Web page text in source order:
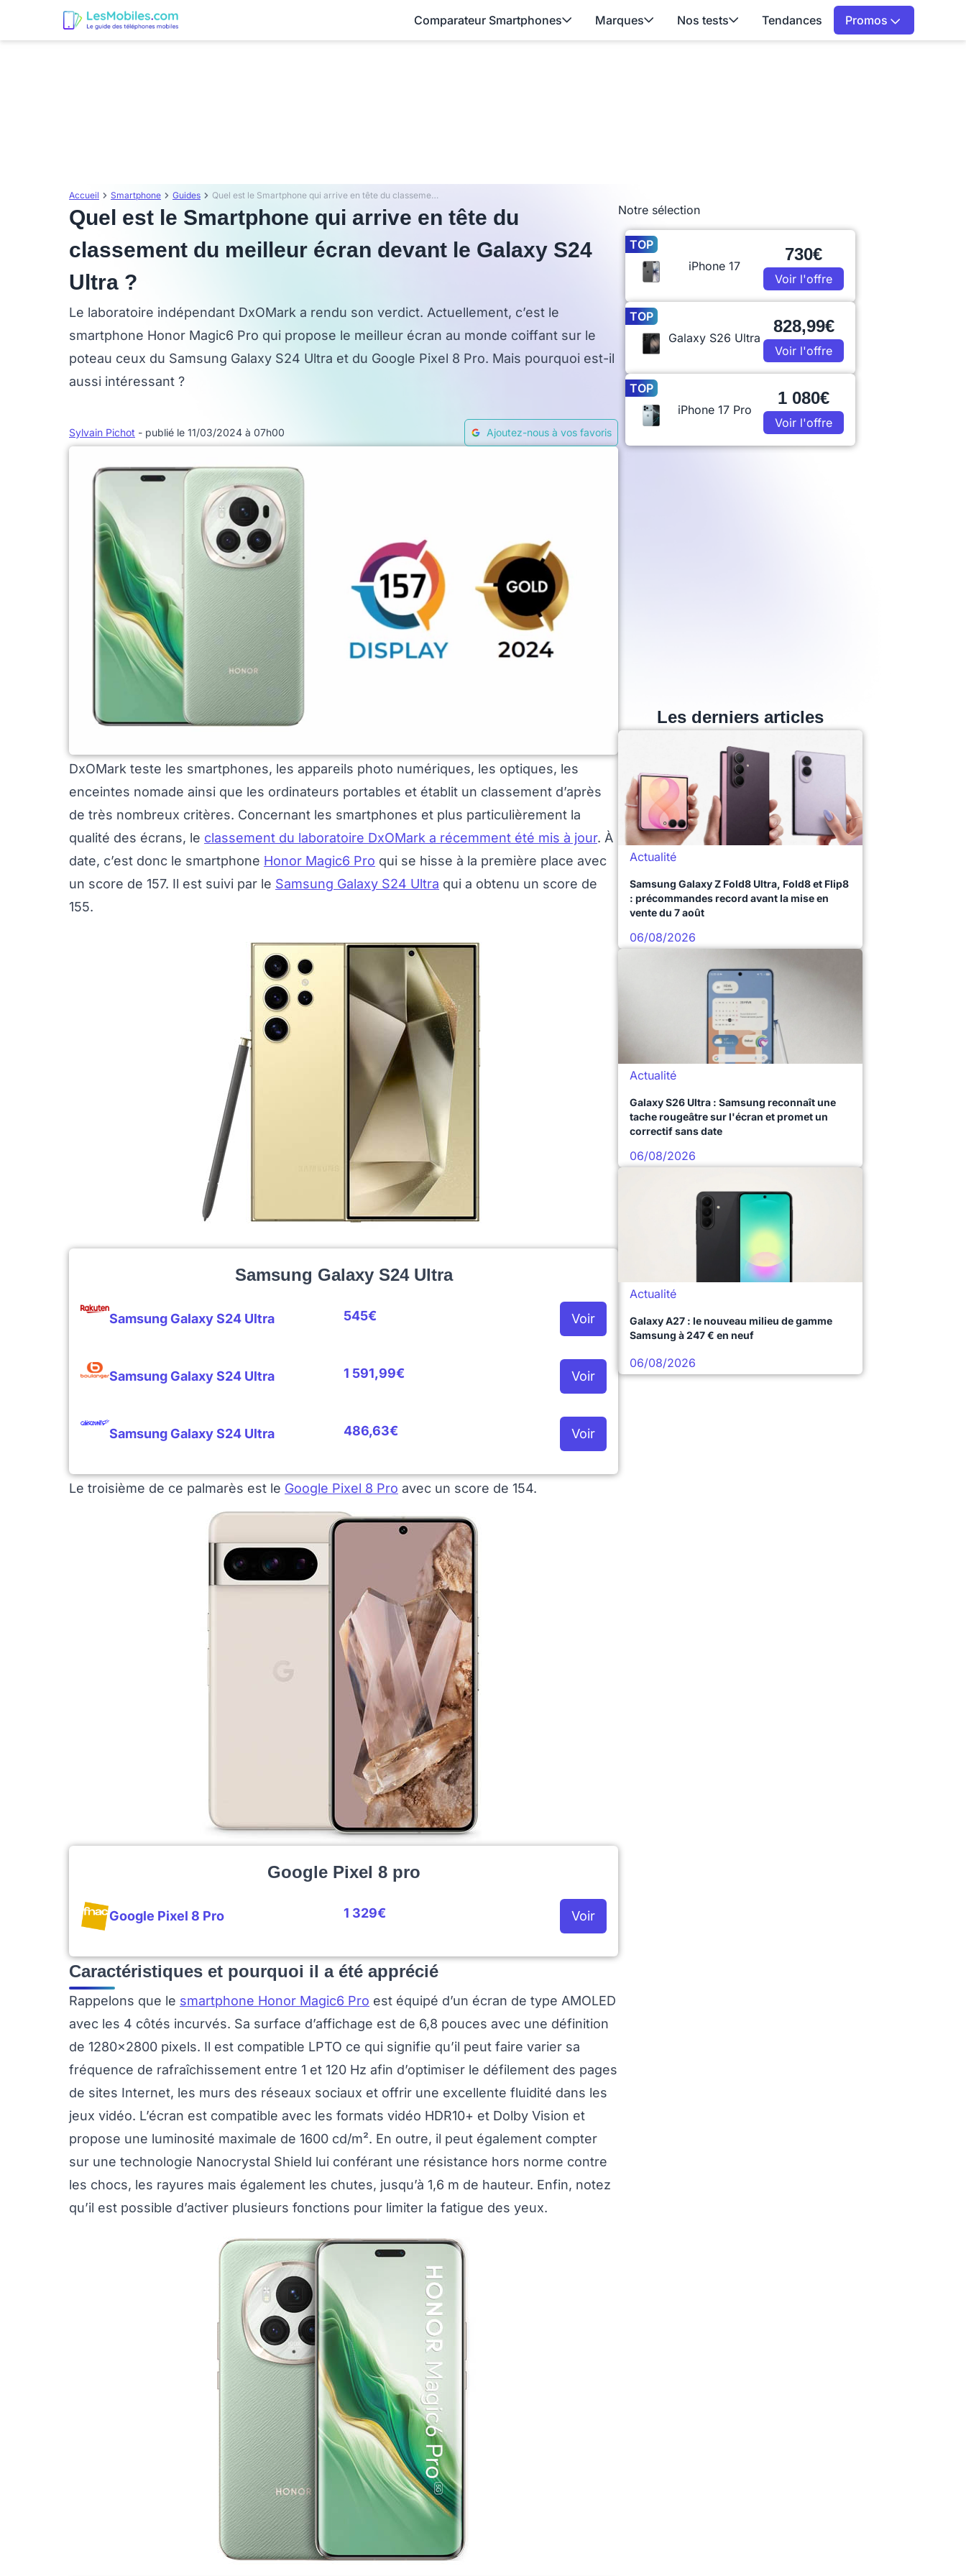
Comparateur Smartphones Marques Nos tests Tendances Promos
Accueil Smartphone Guides Quel est le Smartphone qui arrive en tête du classement du meilleur écran devant le Galaxy S24 Ultra ?
Quel est le Smartphone qui arrive en tête du
classement du meilleur écran devant le Galaxy S24
Ultra ?
Le laboratoire indépendant DxOMark a rendu son verdict. Actuellement, c’est le
smartphone Honor Magic6 Pro qui propose le meilleur écran au monde coiffant sur le
poteau ceux du Samsung Galaxy S24 Ultra et du Google Pixel 8 Pro. Mais pourquoi est-il
aussi intéressant ?
Sylvain Pichot - publié le 11/03/2024 à 07h00 Ajoutez-nous à vos favoris
DxOMark teste les smartphones, les appareils photo numériques, les optiques, les
enceintes nomade ainsi que les ordinateurs portables et établit un classement d’après
de très nombreux critères. Concernant les smartphones et plus particulièrement la
qualité des écrans, le classement du laboratoire DxOMark a récemment été mis à jour. À
date, c’est donc le smartphone Honor Magic6 Pro qui se hisse à la première place avec
un score de 157. Il est suivi par le Samsung Galaxy S24 Ultra qui a obtenu un score de
155.
Samsung Galaxy S24 Ultra
Samsung Galaxy S24 Ultra 545€ Voir
Samsung Galaxy S24 Ultra 1 591,99€ Voir
Samsung Galaxy S24 Ultra 486,63€ Voir
Le troisième de ce palmarès est le Google Pixel 8 Pro avec un score de 154.
Google Pixel 8 pro
Google Pixel 8 Pro 1 329€ Voir
Caractéristiques et pourquoi il a été apprécié
Rappelons que le smartphone Honor Magic6 Pro est équipé d’un écran de type AMOLED
avec les 4 côtés incurvés. Sa surface d’affichage est de 6,8 pouces avec une définition
de 1280x2800 pixels. Il est compatible LPTO ce qui signifie qu’il peut faire varier sa
fréquence de rafraîchissement entre 1 et 120 Hz afin d’optimiser le défilement des pages
de sites Internet, les murs des réseaux sociaux et offrir une excellente fluidité dans les
jeux vidéo. L’écran est compatible avec les formats vidéo HDR10+ et Dolby Vision et
propose une luminosité maximale de 1600 cd/m². En outre, il peut également compter
sur une technologie Nanocrystal Shield lui conférant une résistance hors norme contre
les chocs, les rayures mais également les chutes, jusqu’à 1,6 m de hauteur. Enfin, notez
qu’il est possible d’activer plusieurs fonctions pour limiter la fatigue des yeux.
Notre sélection
TOP
iPhone 17
730€
Voir l'offre
TOP
Galaxy S26 Ultra
828,99€
Voir l'offre
TOP
iPhone 17 Pro
1 080€
Voir l'offre
Les derniers articles
Actualité
Samsung Galaxy Z Fold8 Ultra, Fold8 et Flip8
: précommandes record avant la mise en
vente du 7 août
06/08/2026
Actualité
Galaxy S26 Ultra : Samsung reconnaît une
tache rougeâtre sur l'écran et promet un
correctif sans date
06/08/2026
Actualité
Galaxy A27 : le nouveau milieu de gamme
Samsung à 247 € en neuf
06/08/2026